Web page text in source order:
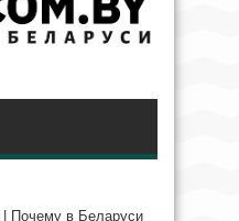
Почему в Беларуси